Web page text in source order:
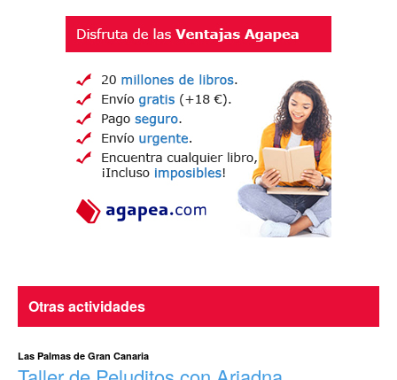
Otras actividades
Las Palmas de Gran Canaria